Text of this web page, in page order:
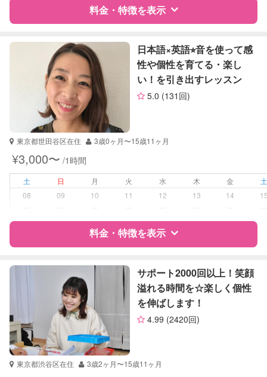
理科
英会話
料金・特徴を表示
特徴 料金 レビュー
サポートの特徴
自治体届出済ベビーシッター
高校受験
大学受験
中学生
国語
算数
理科
TOEIC
TOEFL
英検
日本語×英語⭐︎音を使って感
性や個性を育てる・楽し
い！を引き出すレッスン
5.0 (131回)
東京都世田谷区在住 3歳0ヶ月〜15歳11ヶ月
¥3,000〜 /1時間
土 日 月 火 水 木 金
08
09 10 11 12 13 14
料金・特徴を表示
特徴 料金 レビュー
サポートの特徴
資格 なし
受験対策 小学校受験
サポート2000回以上！笑顔
溢れる時間を☆楽しく個性
を伸ばします！
4.99 (2420回)
東京都渋谷区在住 3歳2ヶ月〜15歳11ヶ月